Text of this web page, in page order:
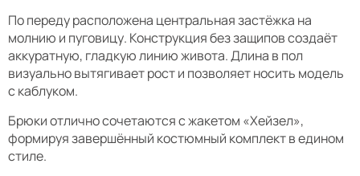
По переду расположена центральная застёжка на
молнию и пуговицу. Конструкция без защипов создаёт
аккуратную, гладкую линию живота. Длина в пол
визуально вытягивает рост и позволяет носить модель
с каблуком.
Брюки отлично сочетаются с жакетом «Хейзел»,
формируя завершённый костюмный комплект в едином
стиле.